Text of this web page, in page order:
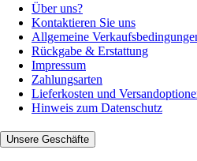
Über uns?
Kontaktieren Sie uns
Allgemeine
Rückgabe & Erstattung
Impressum
Zahlungsarten
Lieferkosten und
Hinweis zum Datenschutz
Unsere Geschäfte